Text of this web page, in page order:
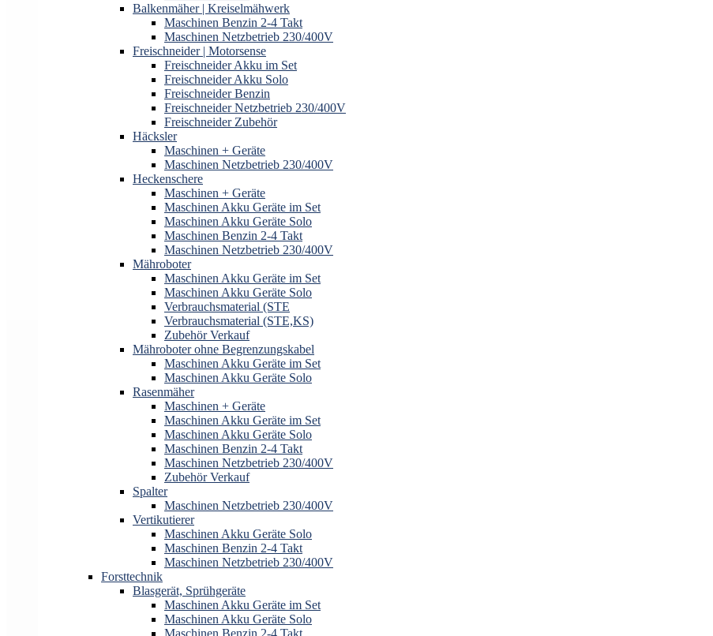
Balkenmäher | Kreiselmähwerk
Maschinen Benzin 2-4 Takt
Maschinen Netzbetrieb 230/400V
Freischneider | Motorsense
Freischneider Akku im Set
Freischneider Akku Solo
Freischneider Benzin
Freischneider Netzbetrieb 230/400V
Freischneider Zubehör
Häcksler
Maschinen + Geräte
Maschinen Netzbetrieb 230/400V
Heckenschere
Maschinen + Geräte
Maschinen Akku Geräte im Set
Maschinen Akku Geräte Solo
Maschinen Benzin 2-4 Takt
Maschinen Netzbetrieb 230/400V
Mähroboter
Maschinen Akku Geräte im Set
Maschinen Akku Geräte Solo
Verbrauchsmaterial (STE
Verbrauchsmaterial (STE,KS)
Zubehör Verkauf
Mähroboter ohne Begrenzungskabel
Maschinen Akku Geräte im Set
Maschinen Akku Geräte Solo
Rasenmäher
Maschinen + Geräte
Maschinen Akku Geräte im Set
Maschinen Akku Geräte Solo
Maschinen Benzin 2-4 Takt
Maschinen Netzbetrieb 230/400V
Zubehör Verkauf
Spalter
Maschinen Netzbetrieb 230/400V
Vertikutierer
Maschinen Akku Geräte Solo
Maschinen Benzin 2-4 Takt
Maschinen Netzbetrieb 230/400V
Forsttechnik
Blasgerät, Sprühgeräte
Maschinen Akku Geräte im Set
Maschinen Akku Geräte Solo
Maschinen Benzin 2-4 Takt